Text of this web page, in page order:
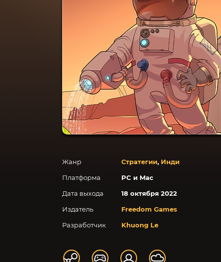
Жанр Стратегии, Инди
Платформа
PC и Mac
Дата выхода
18 октября 2022
Издатель
Freedom Games
Разработчик
Khuong Le